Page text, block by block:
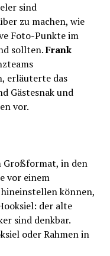
sind
zu machen, wie
Foto-Punkte im
sollten.Frank
erläuterte das
Gästesnak und
vor.
Großformat, in den
vor einem
können,
der alte
sind denkbar.
oder Rahmen in